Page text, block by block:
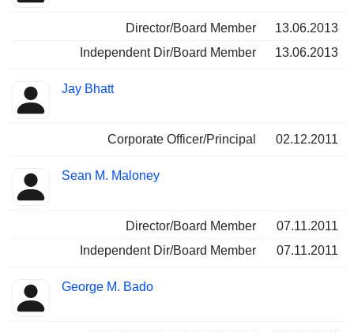
Director/Board Member
13.06.2013
Independent Dir/Board Member
13.06.2013
Jay Bhatt
Corporate Officer/Principal 02.12.2011
Sean M. Maloney
Director/Board Member
07.11.2011
Independent Dir/Board Member
07.11.2011
George M. Bado